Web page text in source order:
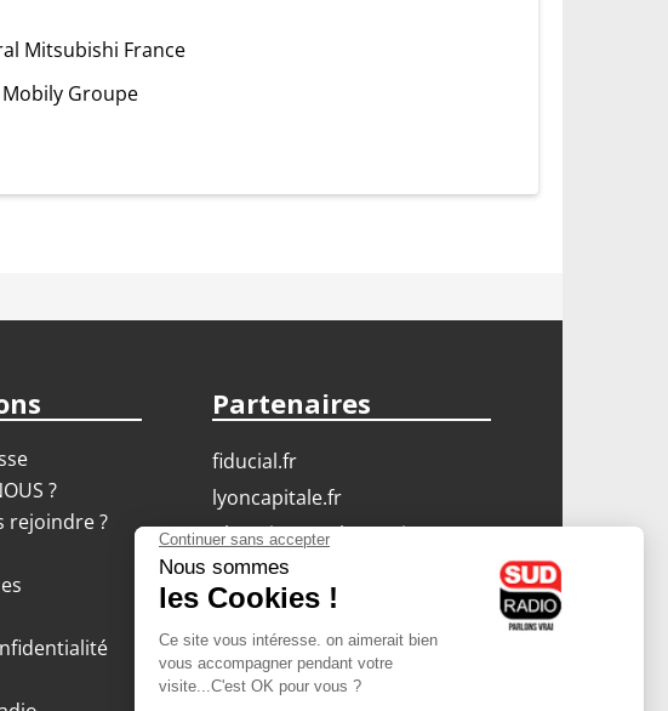
Mitsubishi France
Groupe
?
rejoindre ?
Partenaires
fiducial.fr
lyoncapitale.fr
olympique-et-lyonnais.com
L'application Iphone
/ Android